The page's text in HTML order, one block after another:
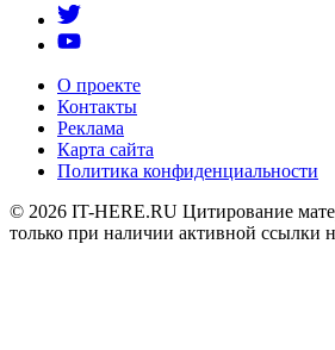
О проекте
Контакты
Реклама
Карта сайта
Политика конфиденциальности
© 2026 IT-HERE.RU Цитирование
только при наличии активной ссылки